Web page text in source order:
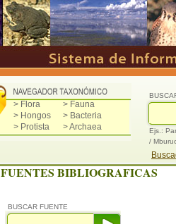
> Flora
> Fauna
> Hongos
> Bacteria
> Protista
> Archaea
Ejs.:
/
FUENTES BIBLIOGRAFICAS
BUSCAR FUENTE